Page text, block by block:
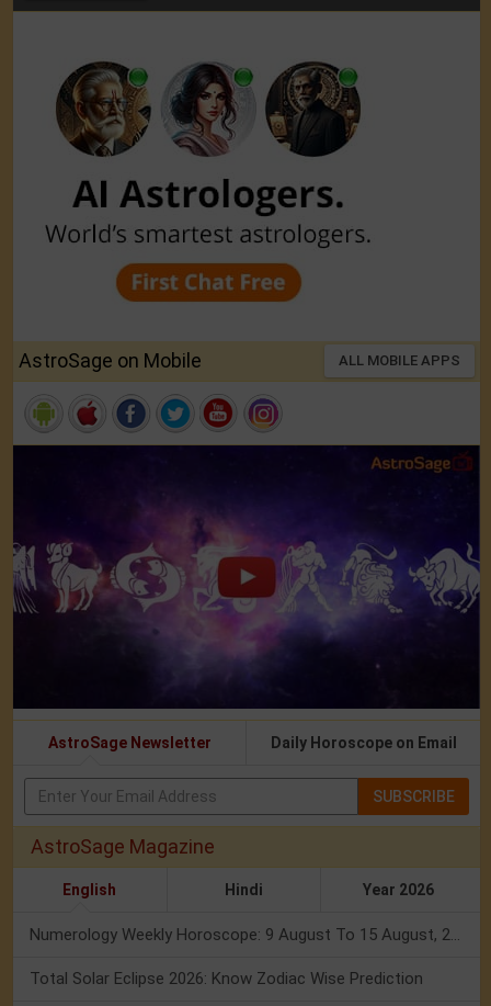
AstroSage on Mobile ALL MOBILE APPS
AstroSage Newsletter Daily Horoscope on Email
SUBSCRIBE
AstroSage Magazine
English Hindi Year 2026
Total Solar Eclipse 2026: Know Zodiac Wise Prediction